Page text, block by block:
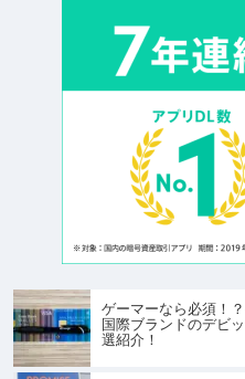
ゲーマーなら必須！
国際ブランドのデビ
選紹介！